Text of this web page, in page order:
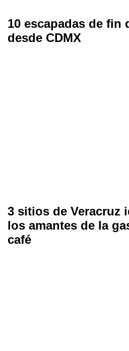
10 escapadas de fin
desde CDMX
3 sitios de Veracruz
los amantes de la
café